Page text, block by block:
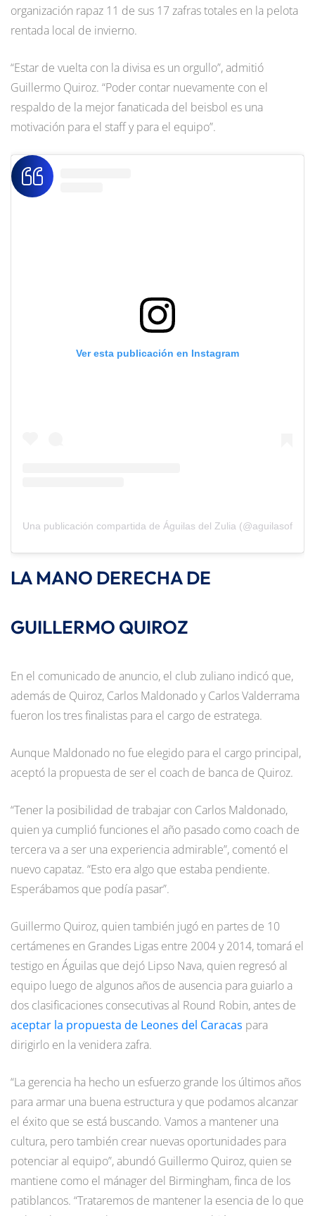
organización rapaz 11 de sus 17 zafras totales en la pelota
rentada local de invierno.
“Estar de vuelta con la divisa es un orgullo”, admitió
Guillermo Quiroz. “Poder contar nuevamente con el
respaldo de la mejor fanaticada del beisbol es una
motivación para el staff y para el equipo”.
Ver esta publicación en Instagram
Una publicación compartida de Águilas del Zulia (@aguilasoficial)
LA MANO DERECHA DE
GUILLERMO QUIROZ
En el comunicado de anuncio, el club zuliano indicó que,
además de Quiroz, Carlos Maldonado y Carlos Valderrama
fueron los tres finalistas para el cargo de estratega.
Aunque Maldonado no fue elegido para el cargo principal,
aceptó la propuesta de ser el coach de banca de Quiroz.
“Tener la posibilidad de trabajar con Carlos Maldonado,
quien ya cumplió funciones el año pasado como coach de
tercera va a ser una experiencia admirable”, comentó el
nuevo capataz. “Esto era algo que estaba pendiente.
Esperábamos que podía pasar”.
Guillermo Quiroz, quien también jugó en partes de 10
certámenes en Grandes Ligas entre 2004 y 2014, tomará el
testigo en Águilas que dejó Lipso Nava, quien regresó al
equipo luego de algunos años de ausencia para guiarlo a
dos clasificaciones consecutivas al Round Robin, antes de
aceptar la propuesta de Leones del Caracas para
dirigirlo en la venidera zafra.
“La gerencia ha hecho un esfuerzo grande los últimos años
para armar una buena estructura y que podamos alcanzar
el éxito que se está buscando. Vamos a mantener una
cultura, pero también crear nuevas oportunidades para
potenciar al equipo”, abundó Guillermo Quiroz, quien se
mantiene como el mánager del Birmingham, finca de los
patiblancos. “Trataremos de mantener la esencia de lo que